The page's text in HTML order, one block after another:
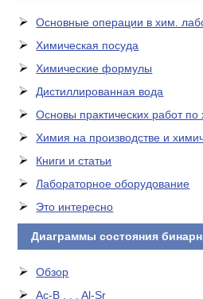
Основные операции в хим.
Химическая посуда
Химические формулы
Дистиллированная вода
Основы практических работ по
Химия на производстве и
Книги и статьи
Лабораторное оборудование
Это интересно
Диаграммы состояния
Обзор
Ac-B . . . Al-Sr